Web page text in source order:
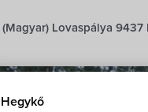
Hegykő
(Magyar) Lovaspálya 9437